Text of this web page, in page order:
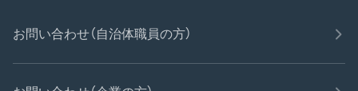
お問い合わせ（自治体職員の方）